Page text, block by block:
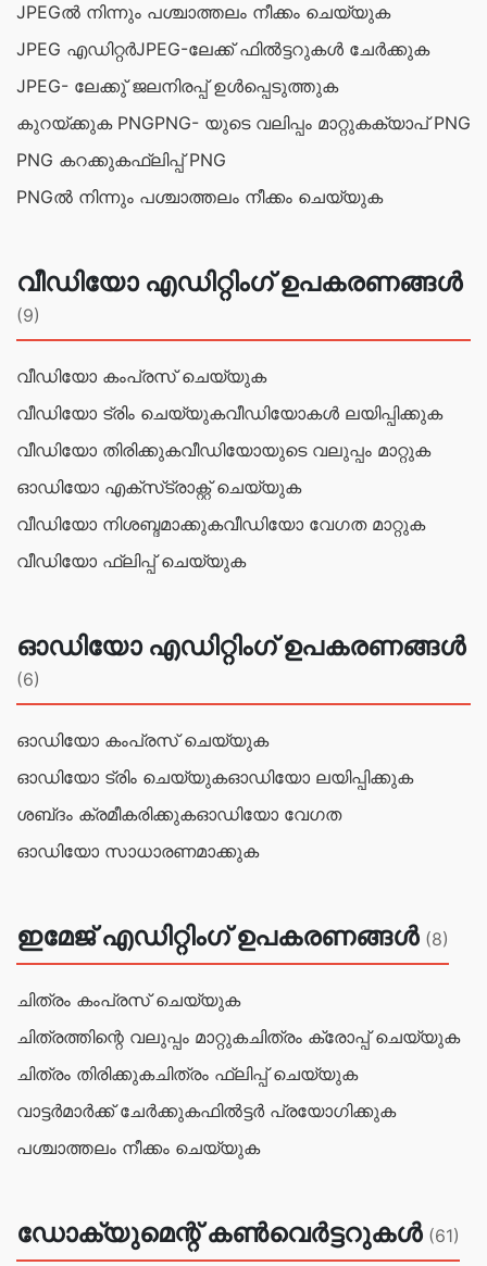
JPEGല്‍ നിന്നും പശ്ചാത്തലം നീക്കം ചെയ്യുക
JPEG എഡിറ്റര്‍JPEG-ലേക്ക് ഫിൽട്ടറുകൾ ചേർക്കുക
JPEG- ലേക്കു് ജലനിരപ്പ് ഉള്‍പ്പെടുത്തുക
കുറയ്ക്കുക PNGPNG- യുടെ വലിപ്പം മാറ്റുകക്യാപ് PNG
PNG കറക്കുകഫ്ലിപ്പ് PNG
PNGല്‍ നിന്നും പശ്ചാത്തലം നീക്കം ചെയ്യുക
വീഡിയോ എഡിറ്റിംഗ് ഉപകരണങ്ങൾ
(9)
വീഡിയോ കംപ്രസ് ചെയ്യുക
വീഡിയോ ട്രിം ചെയ്യുകവീഡിയോകൾ ലയിപ്പിക്കുക
വീഡിയോ തിരിക്കുകവീഡിയോയുടെ വലുപ്പം മാറ്റുക
ഓഡിയോ എക്‌സ്‌ട്രാക്റ്റ് ചെയ്യുക
വീഡിയോ നിശബ്ദമാക്കുകവീഡിയോ വേഗത മാറ്റുക
വീഡിയോ ഫ്ലിപ്പ് ചെയ്യുക
ഓഡിയോ എഡിറ്റിംഗ് ഉപകരണങ്ങൾ
(6)
ഓഡിയോ കംപ്രസ് ചെയ്യുക
ഓഡിയോ ട്രിം ചെയ്യുകഓഡിയോ ലയിപ്പിക്കുക
ശബ്‌ദം ക്രമീകരിക്കുകഓഡിയോ വേഗത
ഓഡിയോ സാധാരണമാക്കുക
ഇമേജ് എഡിറ്റിംഗ് ഉപകരണങ്ങൾ (8)
ചിത്രം കംപ്രസ് ചെയ്യുക
ചിത്രത്തിന്റെ വലുപ്പം മാറ്റുകചിത്രം ക്രോപ്പ് ചെയ്യുക
ചിത്രം തിരിക്കുകചിത്രം ഫ്ലിപ്പ് ചെയ്യുക
വാട്ടർമാർക്ക് ചേർക്കുകഫിൽട്ടർ പ്രയോഗിക്കുക
പശ്ചാത്തലം നീക്കം ചെയ്യുക
ഡോക്യുമെന്റ് കൺവെർട്ടറുകൾ (61)